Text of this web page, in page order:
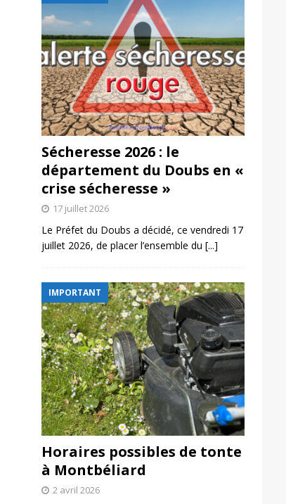
Sécheresse 2026 : le
département du Doubs en «
crise sécheresse »
17 juillet 2026
Le Préfet du Doubs a décidé, ce vendredi 17
juillet 2026, de placer l’ensemble du [...]
IMPORTANT
Horaires possibles de tonte
à Montbéliard
2 avril 2026